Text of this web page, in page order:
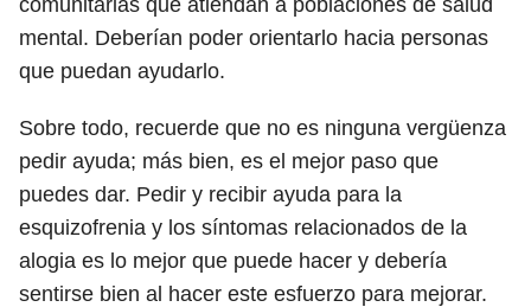
comunitarias que atiendan a poblaciones de salud
mental. Deberían poder orientarlo hacia personas
que puedan ayudarlo.
Sobre todo, recuerde que no es ninguna vergüenza
pedir ayuda; más bien, es el mejor paso que
puedes dar. Pedir y recibir ayuda para la
esquizofrenia y los síntomas relacionados de la
alogia es lo mejor que puede hacer y debería
sentirse bien al hacer este esfuerzo para mejorar.